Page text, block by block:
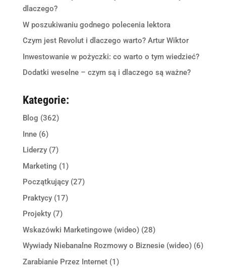
dlaczego?
W poszukiwaniu godnego polecenia lektora
Czym jest Revolut i dlaczego warto? Artur Wiktor
Inwestowanie w pożyczki: co warto o tym wiedzieć?
Dodatki weselne – czym są i dlaczego są ważne?
Kategorie:
Blog (362)
Inne(6)
Liderzy(7)
Marketing (1)
Początkujący(27)
Praktycy(17)
Projekty(7)
Wskazówki Marketingowe (wideo)(28)
Wywiady Niebanalne Rozmowy o Biznesie (wideo)(6)
Zarabianie Przez Internet(1)